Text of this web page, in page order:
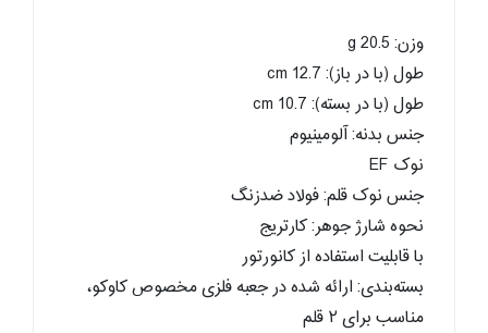
وزن: 20.5 g
طول (با در باز): cm 12.7
طول (با در بسته): 10.7 cm
جنس بدنه: آلومینیوم
نوک EF
جنس نوک قلم: فولاد ضدزنگ
نحوه شارژ جوهر: کارتریج
با قابلیت استفاده از کانورتور
بسته‌بندی: ارائه شده در جعبه فلزی مخصوص کاوکو،
مناسب برای ۲ قلم